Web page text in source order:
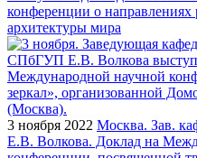
конференции о направлениях
архитектуры мира
3 ноября 2022 Москва. Зав.
Е.В. Волкова. Доклад на